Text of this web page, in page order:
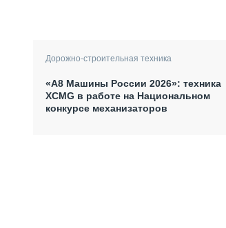
Дорожно-строительная техника
«А8 Машины России 2026»: техника
XCMG в работе на Национальном
конкурсе механизаторов